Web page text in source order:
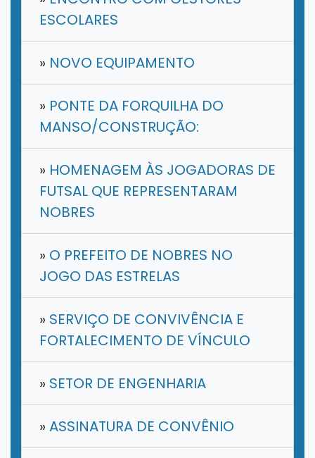
ESCOLARES
» NOVO EQUIPAMENTO
» PONTE DA FORQUILHA DO
MANSO/CONSTRUÇÃO:
» HOMENAGEM ÀS JOGADORAS DE
FUTSAL QUE REPRESENTARAM
NOBRES
» O PREFEITO DE NOBRES NO
JOGO DAS ESTRELAS
» SERVIÇO DE CONVIVÊNCIA E
FORTALECIMENTO DE VÍNCULO
» SETOR DE ENGENHARIA
»ASSINATURA DE CONVÊNIO